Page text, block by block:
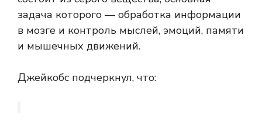
задача которого — обработка информации
в мозге и контроль мыслей, эмоций, памяти
и мышечных движений.
Джейкобс подчеркнул, что: